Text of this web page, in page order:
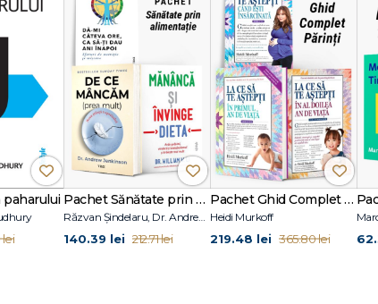
și 46 de exerciții superb ilustrate, Anatomia Pilates, ediția a II-a, te va
fină a mușchilor specifici. Poți vedea care mușchi sunt activați și cum
pentru tonifierea corpului, stabilizarea centrului, îmbunătățirea
ale fiecărui exercițiu pentru a-ți varia practica și a-ți adapta
mai accesibil, variațiile adaugă varietate, iar progresiile cresc
spre exerciții Pilates mai avansate. De asemenea, sunt incluse
o experiență unică.
beneficiile acestei discipline, fie că o practici deja de câțiva ani,
de Pilates renumit pe plan mondial, cu o experiență de peste 30 de
care s-a transformat într-una dintre cele mai importante organizații
paharului
lei
Pachet Sănătate prin alimentație
Răzvan Șindelaru, Dr. Andrew Jenkinson, Dr. William W. Li
140.39 lei 212.71 lei
Pachet Ghid Complet Părinți
Heidi Murkoff
219.48 lei 365.80 lei